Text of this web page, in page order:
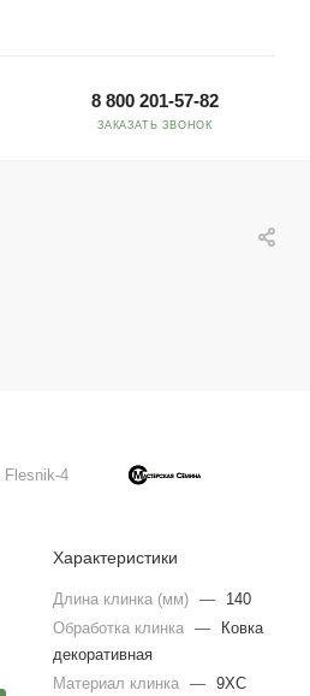
8 800 201-57-82
ЗАКАЗАТЬ ЗВОНОК
Flesnik-4
Характеристики
Длина клинка (мм) —
140
Обработка клинка
—
Ковка
декоративная
Материал клинка
—
9ХС